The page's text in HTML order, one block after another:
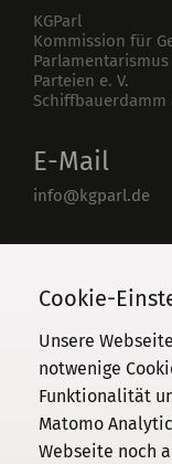
KGParl
Kommission für
Parteien e. V.
Schiffbauerdamm
E-Mail
info@kgparl.de
030 / 206
Kommission
Institut
Cookie-
Unsere
notwenige
Funktionalität
Matomo
Webseite noch